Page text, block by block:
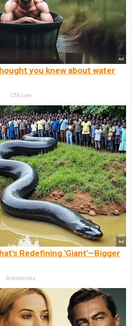
you knew about water
CTA Love
Redefining 'Giant'—Bigger
Brainberries